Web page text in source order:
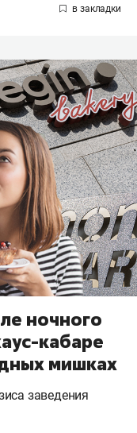
ночного
кабаре
мишках
заведения